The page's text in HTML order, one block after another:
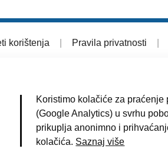
korištenja Pravila privatnosti
Koristimo kolačiće za
(Google Analytics) u svrhu
prikuplja anonimno i
kolačića. Saznaj više